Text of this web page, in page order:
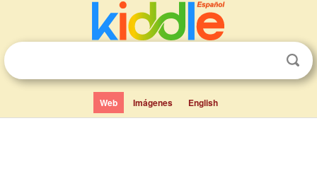
Web Imágenes English